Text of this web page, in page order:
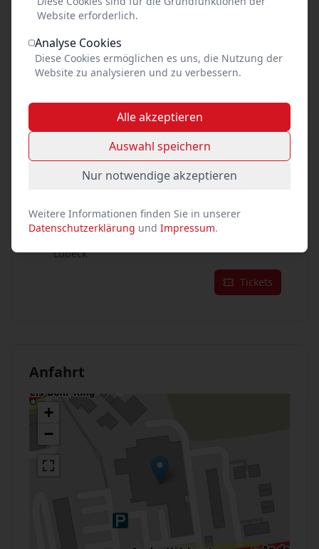
07Okt. 2026
Die Biene Maja
Erlebniswelt Hülshorst (Rittersaal)
Lübeck
im Dezember 2026:
Die gestohlenen Weihnachtsgeschenke
Erlebniswelt Hülshorst (Rittersaal)
Lübeck
Tickets
Anfahrt
+
−
Website erforderlich.
Analyse Cookies
Diese Cookies ermöglichen es uns, die Nutzung der
Website zu analysieren und zu verbessern.
Alle akzeptieren
Auswahl speichern
Nur notwendige akzeptieren
Weitere Informationen finden Sie in unserer
Datenschutzerklärung und Impressum.